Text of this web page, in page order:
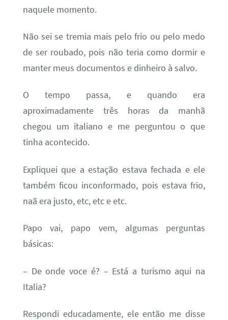
naquele momento.
Não sei se tremia mais pelo frio ou pelo medo
de ser roubado, pois não teria como dormir e
manter meus documentos e dinheiro à salvo.
O tempo passa, e quando era
aproximadamente três horas da manhã
chegou um italiano e me perguntou o que
tinha acontecido.
Expliquei que a estação estava fechada e ele
também ficou inconformado, pois estava frio,
naã era justo, etc, etc e etc.
Papo vai, papo vem, algumas perguntas
básicas:
– De onde voce é? – Está a turismo aqui na
Italia?
Respondi educadamente, ele então me disse